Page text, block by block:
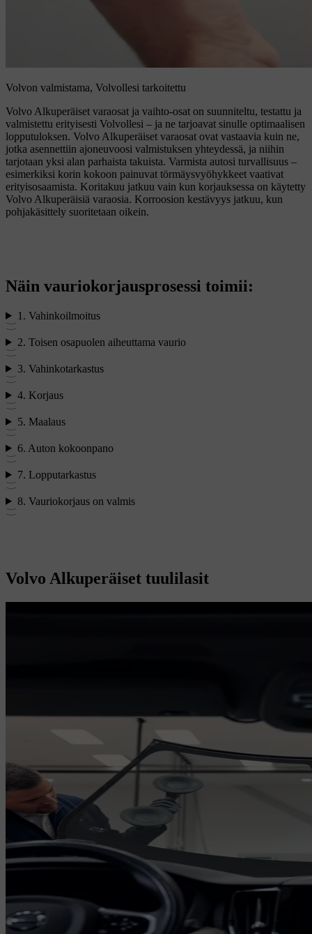
Volvon valmistama, Volvollesi tarkoitettu
Volvo Alkuperäiset varaosat ja vaihto-osat on suunniteltu, testattu ja
valmistettu erityisesti Volvollesi – ja ne tarjoavat sinulle optimaalisen
lopputuloksen. Volvo Alkuperäiset varaosat ovat vastaavia kuin ne,
jotka asennettiin ajoneuvoosi valmistuksen yhteydessä, ja niihin
tarjotaan yksi alan parhaista takuista. Varmista autosi turvallisuus –
esimerkiksi korin kokoon painuvat törmäysvyöhykkeet vaativat
erityisosaamista. Koritakuu jatkuu vain kun korjauksessa on käytetty
Volvo Alkuperäisiä varaosia. Korroosion kestävyys jatkuu, kun
pohjakäsittely suoritetaan oikein.
Näin vauriokorjausprosessi toimii:
1. Vahinkoilmoitus
2. Toisen osapuolen aiheuttama vaurio
3. Vahinkotarkastus
4. Korjaus
5. Maalaus
6. Auton kokoonpano
7. Lopputarkastus
8. Vauriokorjaus on valmis
Volvo Alkuperäiset tuulilasit